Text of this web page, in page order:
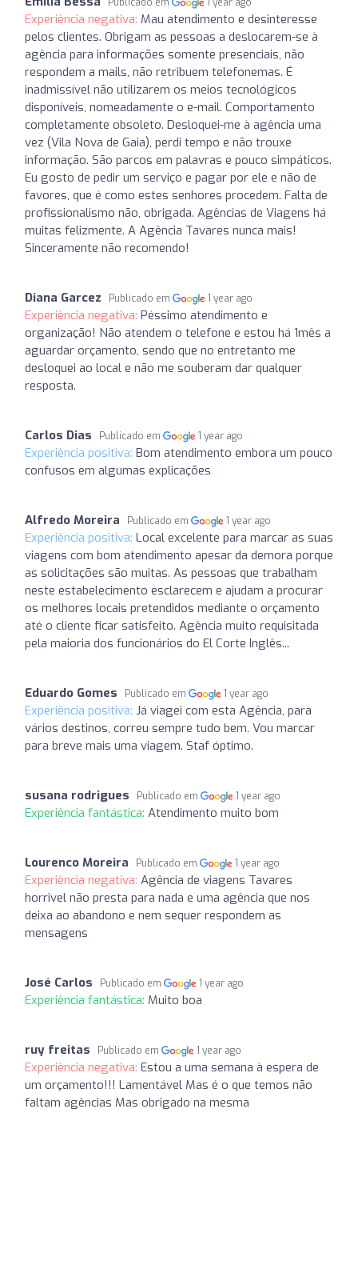
Experiência negativa: Mau atendimento e desinteresse
pelos clientes. Obrigam as pessoas a deslocarem-se à
agência para informações somente presenciais, não
respondem a mails, não retribuem telefonemas. É
inadmissível não utilizarem os meios tecnológicos
disponíveis, nomeadamente o e-mail. Comportamento
completamente obsoleto. Desloquei-me à agência uma
vez (Vila Nova de Gaia), perdi tempo e não trouxe
informação. São parcos em palavras e pouco simpáticos.
Eu gosto de pedir um serviço e pagar por ele e não de
favores, que é como estes senhores procedem. Falta de
profissionalismo não, obrigada. Agências de Viagens há
muitas felizmente. A Agência Tavares nunca mais!
Sinceramente não recomendo!
Diana Garcez Publicado em 1 year ago
Experiência negativa: Péssimo atendimento e
organização! Não atendem o telefone e estou há 1mês a
aguardar orçamento, sendo que no entretanto me
desloquei ao local e não me souberam dar qualquer
resposta.
Carlos Dias Publicado em 1 year ago
Experiência positiva: Bom atendimento embora um pouco
confusos em algumas explicações
Alfredo Moreira Publicado em 1 year ago
Experiência positiva: Local excelente para marcar as suas
viagens com bom atendimento apesar da demora porque
as solicitações são muitas. As pessoas que trabalham
neste estabelecimento esclarecem e ajudam a procurar
os melhores locais pretendidos mediante o orçamento
até o cliente ficar satisfeito. Agência muito requisitada
pela maioria dos funcionários do El Corte Inglês...
Eduardo Gomes Publicado em 1 year ago
Experiência positiva: Já viagei com esta Agência, para
vários destinos, correu sempre tudo bem. Vou marcar
para breve mais uma viagem. Staf óptimo.
susana rodrigues Publicado em 1 year ago
Experiência fantástica: Atendimento muito bom
Lourenco Moreira Publicado em 1 year ago
Experiência negativa: Agência de viagens Tavares
horrivel não presta para nada e uma agência que nos
deixa ao abandono e nem sequer respondem as
mensagens
José Carlos Publicado em 1 year ago
Experiência fantástica: Muito boa
ruy freitas Publicado em 1 year ago
Experiência negativa: Estou a uma semana à espera de
um orçamento!!! Lamentável Mas é o que temos não
faltam agências Mas obrigado na mesma